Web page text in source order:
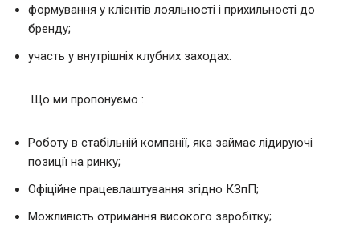
формування у клієнтів лояльності і прихильності до
бренду;
участь у внутрішніх клубних заходах.
Що ми пропонуємо :
Роботу в стабільній компанії, яка займає лідируючі
позиції на ринку;
Офіційне працевлаштування згідно КЗпП;
Можливість отримання високого заробітку;